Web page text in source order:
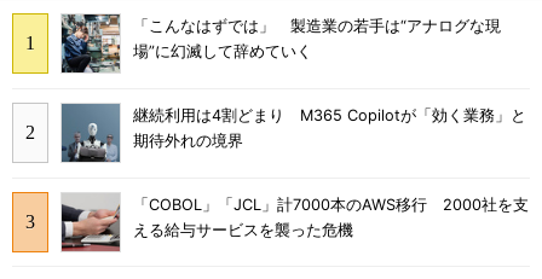
「こんなはずでは」 製造業の若手は“アナログな現
場”に幻滅して辞めていく
継続利用は4割どまり M365 Copilotが「効く業務」と
期待外れの境界
「COBOL」「JCL」計7000本のAWS移行 2000社を支
える給与サービスを襲った危機